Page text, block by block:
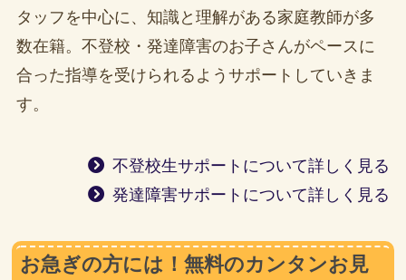
タッフを中心に、知識と理解がある家庭教師が多
数在籍。不登校・発達障害のお子さんがペースに
合った指導を受けられるようサポートしていきま
す。
不登校生サポートについて詳しく見る
発達障害サポートについて詳しく見る
お急ぎの方には！無料のカンタンお見